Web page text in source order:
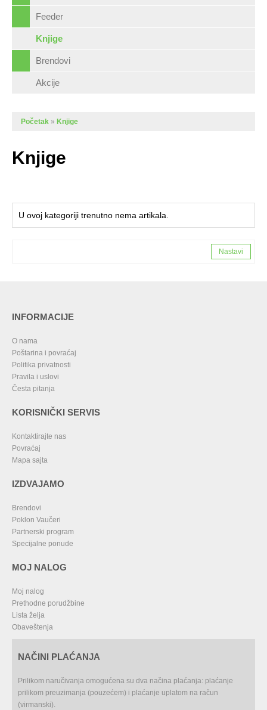
Feeder
Knjige
Brendovi
Akcije
Početak » Knjige
Knjige
U ovoj kategoriji trenutno nema artikala.
Nastavi
INFORMACIJE
O nama
Poštarina i povraćaj
Politika privatnosti
Pravila i uslovi
Česta pitanja
KORISNIČKI SERVIS
Kontaktirajte nas
Povraćaj
Mapa sajta
IZDVAJAMO
Brendovi
Poklon Vaučeri
Partnerski program
Specijalne ponude
MOJ NALOG
Moj nalog
Prethodne porudžbine
Lista želja
Obaveštenja
NAČINI PLAĆANJA
Prilikom naručivanja omogućena su dva načina plaćanja: plaćanje
prilikom preuzimanja (pouzećem) i plaćanje uplatom na račun
(virmanski).